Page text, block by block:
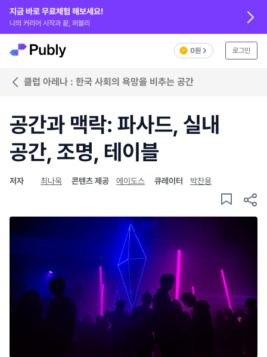
지금 바로 무료체험 해보세요!
나의 커리어 시작과 끝, 퍼블리
0원 로그인
클럽 아레나 : 한국 사회의 욕망을 비추는 공간
공간과 맥락: 파사드, 실내
공간, 조명, 테이블
저자 최나욱 콘텐츠 제공 에이도스 큐레이터 박찬용